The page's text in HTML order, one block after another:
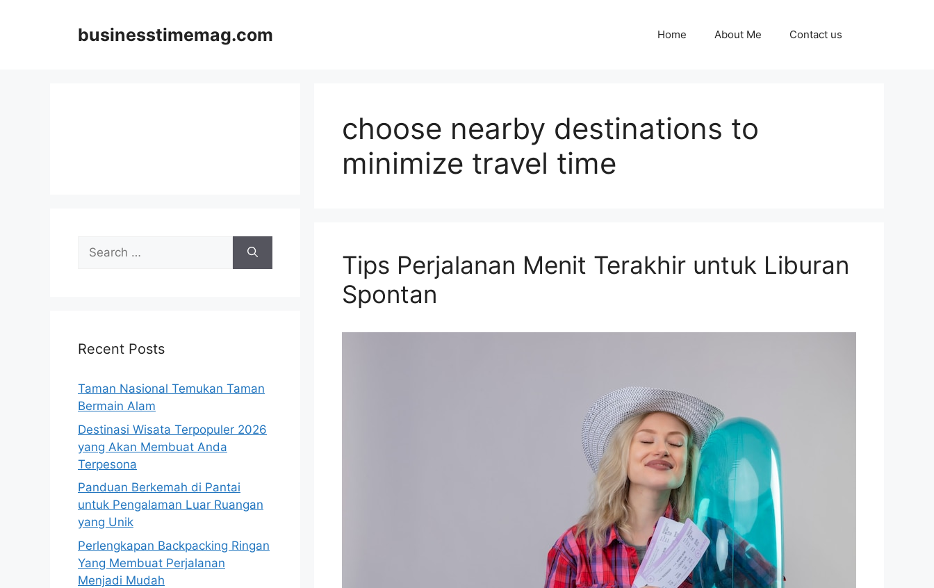
businesstimemag.com Home About Me Contact us
choose nearby destinations to
minimize travel time
Tips Perjalanan Menit Terakhir untuk Liburan
Spontan
Search
for:
Recent Posts
Taman Nasional Temukan Taman
Bermain Alam
Destinasi Wisata Terpopuler 2026
yang Akan Membuat Anda
Terpesona
Panduan Berkemah di Pantai
untuk Pengalaman Luar Ruangan
yang Unik
Perlengkapan Backpacking Ringan
Yang Membuat Perjalanan
Menjadi Mudah